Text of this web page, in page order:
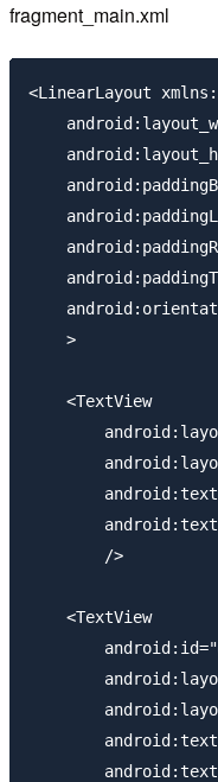
fragment_main.xml
<LinearLayout
    >
    <TextView
        />
    <TextView